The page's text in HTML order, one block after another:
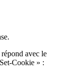
avec le
Cookie » :